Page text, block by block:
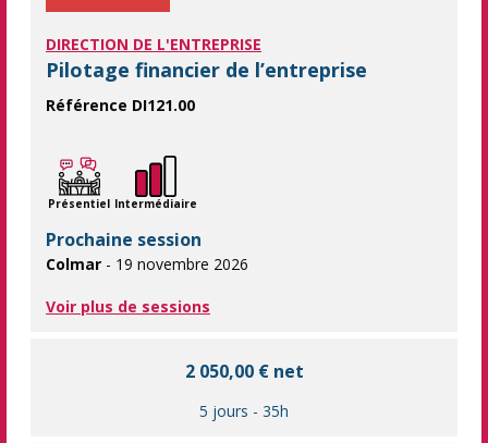
DIRECTION DE L'ENTREPRISE
Pilotage financier de l’entreprise
Référence DI121.00
Présentiel Intermédiaire
Prochaine session
Colmar - 19 novembre 2026
Voir plus de sessions
2 050,00 € net
5 jours - 35h